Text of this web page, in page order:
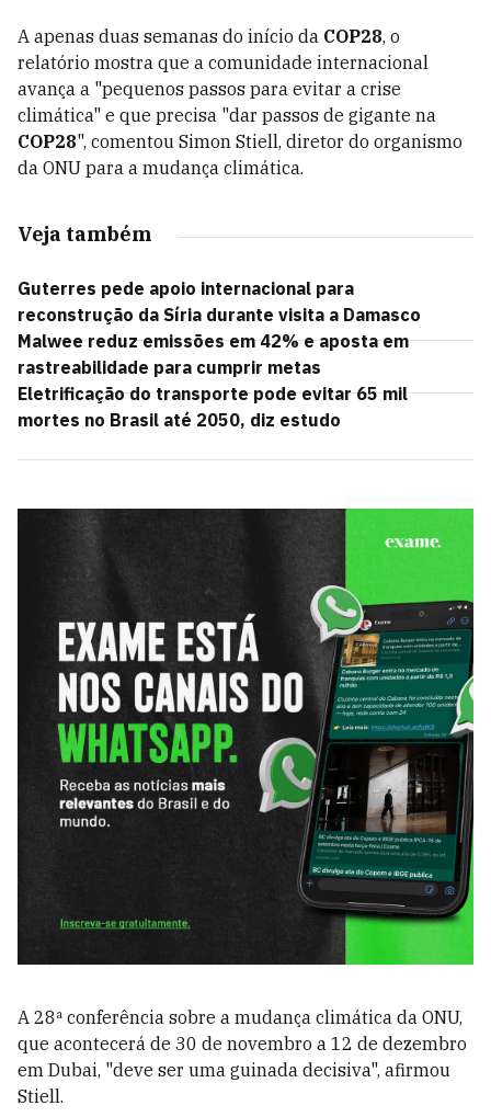
A apenas duas semanas do início da COP28, o
relatório mostra que a comunidade internacional
avança a "pequenos passos para evitar a crise
climática" e que precisa "dar passos de gigante na
COP28", comentou Simon Stiell, diretor do organismo
da ONU para a mudança climática.
Veja também
Guterres pede apoio internacional para
reconstrução da Síria durante visita a Damasco
Malwee reduz emissões em 42% e aposta em
rastreabilidade para cumprir metas
Eletrificação do transporte pode evitar 65 mil
mortes no Brasil até 2050, diz estudo
A 28ª conferência sobre a mudança climática da ONU,
que acontecerá de 30 de novembro a 12 de dezembro
em Dubai, "deve ser uma guinada decisiva", afirmou
Stiell.